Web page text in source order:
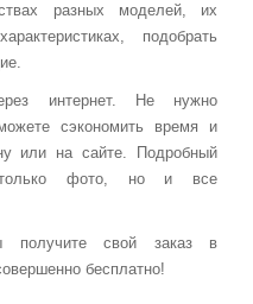
разных моделей, их
подобрать
интернет. Не нужно
сэкономить время и
или на сайте. Подробный
только фото, но и все
получите свой заказ в
бесплатно!